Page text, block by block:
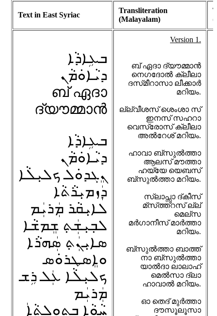
Text in East Syriac
Transliteration
(Malayalam)
ܒܥܹܐܕܵܐ
ܕܝܵܐܘܿܡܵܢ
ബ്‌ ഏദാ
ദ്‌യൗമ്മാൻ
ܒܥܹܐܕܵܐ
ܕܝܵܐܘܿܡܵܢ
ܢܸܓܕܘܿܠ ܟܠܝܼܠܵܐ
ܕܲܙܡܝܼܪܵܬܵܐ
ܠܐܝܼܩܵܪ ܡܲܪܝܲܡ
ܠܒ݂ܝܼܫܲܬ݂ ܫܸܡܫܵܐ
ܣܐܝܼܢܲܬ݂ ܣܲܗܪܵܐ
ܘܐܸܣܛܪܘܿܣ
ܟܠܝܼܠܵܐ ܥܲܠ ܪܹܫ
ܡܲܪܝܲܡ
ܚܵܘܵܐ ܒܬ݂ܘܼܠܬܵܐܲ
Version 1.
ബ്‌ ഏദാ ദ്‌യൗമ്മാൻ
നെഗദോൽ ക്ലീലാ
ദസ്‌മീറാസാ ലീക്കാർ
മറിയം.
ല്ല്‌വീശസ് ശെംശാ സ്
ഇനസ് സഹറാ
വെസ്രോസ് ക്ലീലാ
അ‌ൽറേശ് മറിയം.
ഹാവാ ബ്‌സുൽത്താ
ആലസ് മൗത്താ
ഹയ്യേ യെബസ്
ബ്‌സുൽത്താ മറിയം.
സ്ലാപ്സാ ദ്‌കീസ്
മ്സ്‌ത്ത്റസ് ല്ല്
മെല്‌സ
മർഗാനീസ് മാർത്താ
മറിയം.
ബ്സുൽത്താ ബാത്ത്
നാ ബ്‌സുൽത്താ
യാൽദാ ലാലാഹ്
മെൽസാ ദ്‌ലാ
ഹാവാൽ മറിയം.
ഓ തെദ് മുർത്താ
ദൗസൂലൂസാ